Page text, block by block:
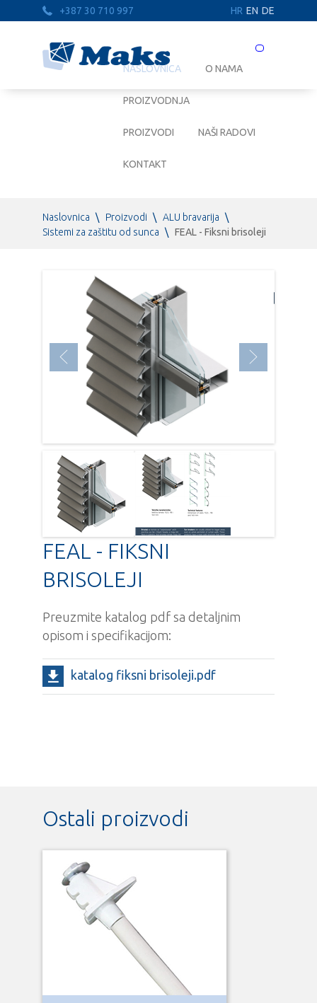
+387 30 710 997 HR EN DE
Prebaci
NASLOVNICA O NAMA
PROIZVODNJA
PROIZVODI NAŠI RADOVI
KONTAKT
Naslovnica \ Proizvodi \ ALU bravarija \
Sistemi za zaštitu od sunca \ FEAL - Fiksni brisoleji
FEAL - FIKSNI
BRISOLEJI
Preuzmite katalog pdf sa detaljnim
opisom i specifikacijom:
katalog fiksni brisoleji.pdf
Ostali proizvodi